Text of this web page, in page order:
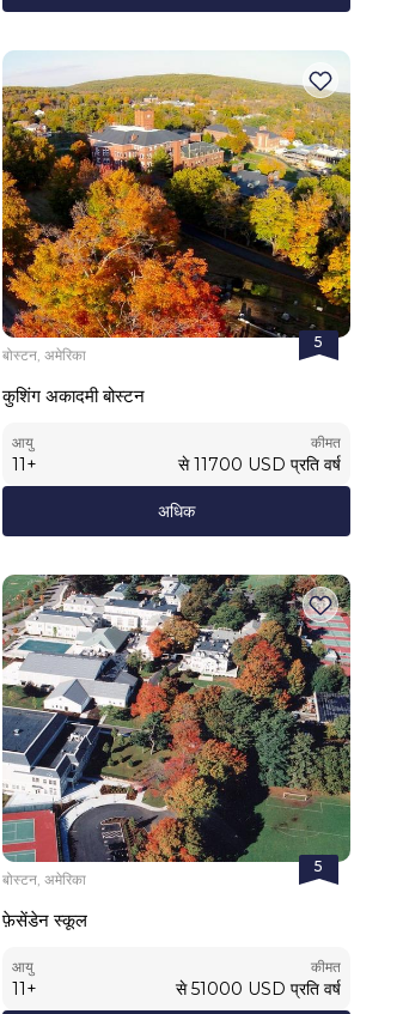
5
बोस्टन, अमेरिका
कुशिंग अकादमी बोस्टन
आयु
11+
कीमत
से 11700 USD प्रति वर्ष
अधिक
5
बोस्टन, अमेरिका
फ़ेसेंडेन स्कूल
आयु
11+
कीमत
से 51000 USD प्रति वर्ष